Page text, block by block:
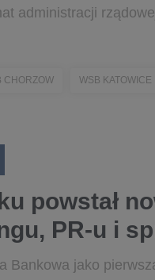
administracji
CHORZOW WSB KATOWICE
powstał
PR-u i
Bankowa jako